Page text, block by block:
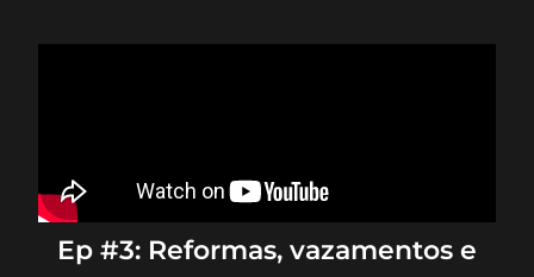
Ep #3: Reformas, vazamentos e